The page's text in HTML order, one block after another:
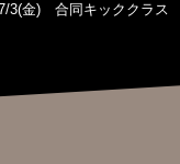
3(金) 合同キッククラス